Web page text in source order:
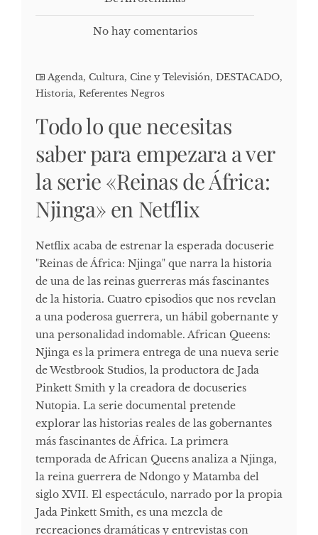
No hay comentarios
Agenda, Cultura, Cine y Televisión, DESTACADO,
Historia, Referentes Negros
Todo lo que necesitas
saber para empezara a ver
la serie «Reinas de África:
Njinga» en Netflix
Netflix acaba de estrenar la esperada docuserie
"Reinas de África: Njinga" que narra la historia
de una de las reinas guerreras más fascinantes
de la historia. Cuatro episodios que nos revelan
a una poderosa guerrera, un hábil gobernante y
una personalidad indomable. African Queens:
Njinga es la primera entrega de una nueva serie
de Westbrook Studios, la productora de Jada
Pinkett Smith y la creadora de docuseries
Nutopia. La serie documental pretende
explorar las historias reales de las gobernantes
más fascinantes de África. La primera
temporada de African Queens analiza a Njinga,
la reina guerrera de Ndongo y Matamba del
siglo XVII. El espectáculo, narrado por la propia
Jada Pinkett Smith, es una mezcla de
recreaciones dramáticas y entrevistas con